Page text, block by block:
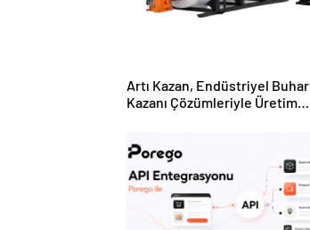
Artı Kazan, Endüstriyel Buhar
Kazanı Çözümleriyle Üretim